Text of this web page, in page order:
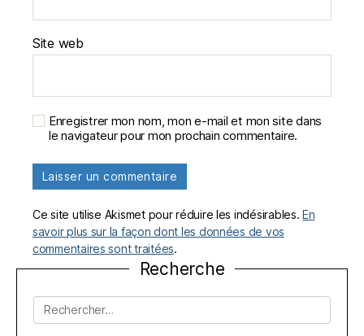
Site web
Enregistrer mon nom, mon e-mail et mon site dans
le navigateur pour mon prochain commentaire.
Ce site utilise Akismet pour réduire les indésirables.En
savoir plus sur la façon dont les données de vos
commentaires sont traitées.
Recherche
Rechercher :